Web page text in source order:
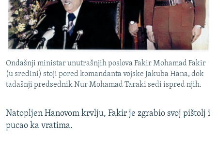
Ondašnji ministar unutrašnjih poslova Fakir Mohamad Fakir
(u sredini) stoji pored komandanta vojske Jakuba Hana, dok
tadašnji predsednik Nur Mohamad Taraki sedi ispred njih.
Natopljen Hanovom krvlju, Fakir je zgrabio svoj pištolj i
pucao ka vratima.